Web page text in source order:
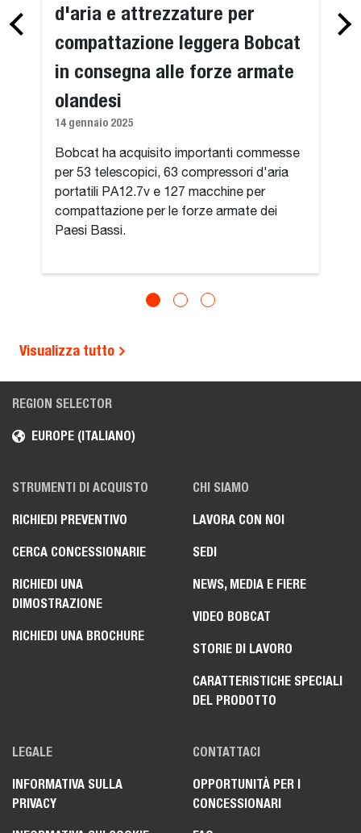
d'aria e attrezzature per
compattazione leggera Bobcat
in consegna alle forze armate
olandesi
14 gennaio 2025
Bobcat ha acquisito importanti commesse
per 53 telescopici, 63 compressori d'aria
portatili PA12.7v e 127 macchine per
compattazione per le forze armate dei
Paesi Bassi.
Visualizza tutto
REGION SELECTOR
EUROPE (ITALIANO)
STRUMENTI DI ACQUISTO
RICHIEDI PREVENTIVO
CERCA CONCESSIONARIE
RICHIEDI UNA
DIMOSTRAZIONE
RICHIEDI UNA BROCHURE
CHI SIAMO
LAVORA CON NOI
SEDI
NEWS, MEDIA E FIERE
VIDEO BOBCAT
STORIE DI LAVORO
CARATTERISTICHE SPECIALI
DEL PRODOTTO
LEGALE
INFORMATIVA SULLA
PRIVACY
CONTATTACI
OPPORTUNITÀ PER I
CONCESSIONARI